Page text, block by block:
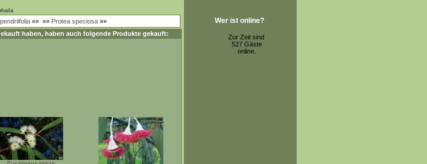
«« »» Protea speciosa»»
haben, haben auch folgende Produkte gekauft:
Wer ist online?
Zur Zeit sind
527 Gäste
online.